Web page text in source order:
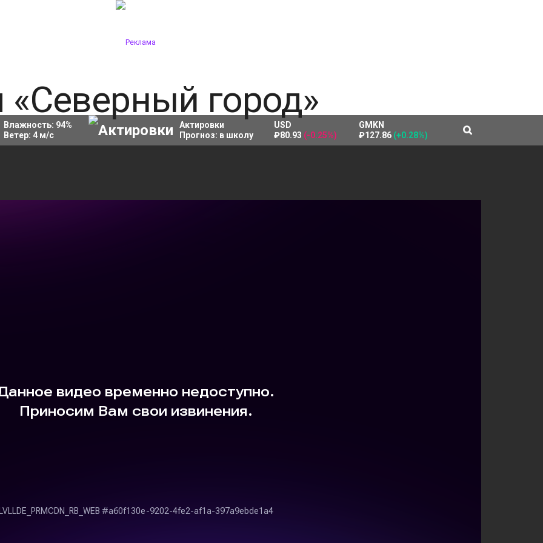
Влажность: 94%
Ветер: 4м/с
Актировки
Прогноз: в школу
USD
₽80.93 (-0.25%)
GMKN
₽127.86 (+0.28%)